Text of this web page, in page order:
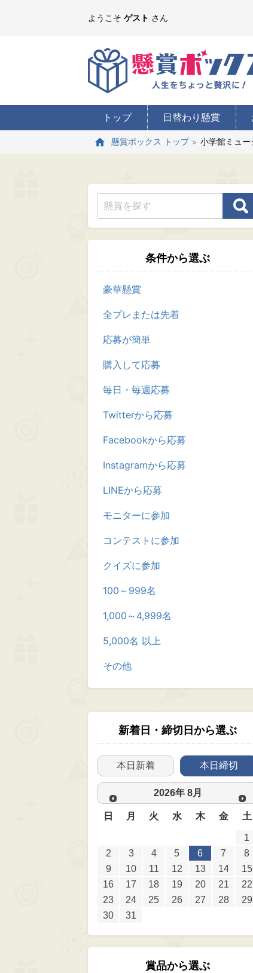
ようこそ ゲスト さん
トップ 日替わり懸賞
懸賞ボックス トップ 小学館ミュ
条件から選ぶ
豪華懸賞
全プレまたは先着
応募が簡単
購入して応募
毎日・毎週応募
Twitterから応募
Facebookから応募
Instagramから応募
LINEから応募
モニターに参加
コンテストに参加
クイズに参加
100～999名
1,000～4,999名
5,000名 以上
その他
新着日・締切日から選ぶ
本日新着 本日締切
2026年 8月
日 月 火 水 木 金 土
1
2
3 4 5 6 7
8
9
10 11 12 13 14
15
16
17 18 19 20 21
22
23
24 25 26 27 28
29
30
31
賞品から選ぶ